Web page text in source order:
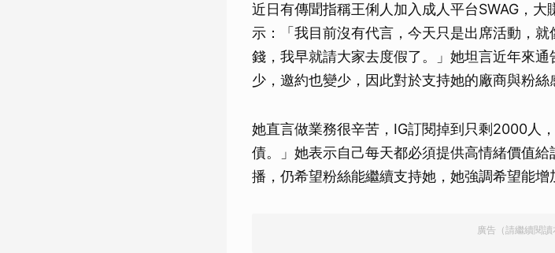
近日有傳聞指稱王俐人加入成人平台SWAG，
示：「我目前沒有代言，今天只是出席活動，
錢，我早就請大家去度假了。」她坦言近年來
少，邀約也變少，因此對於支持她的廠商與粉絲
她直言做業務很辛苦，IG訂閱掉到只剩2000人
債。」她表示自己每天都必須提供高情緒價值
播，仍希望粉絲能繼續支持她，她強調希望能增
廣告（請繼續閱讀